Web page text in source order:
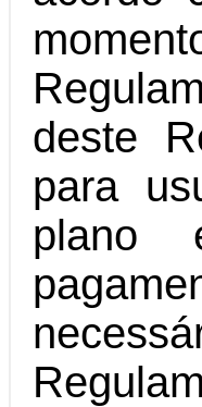
deste
para
plano